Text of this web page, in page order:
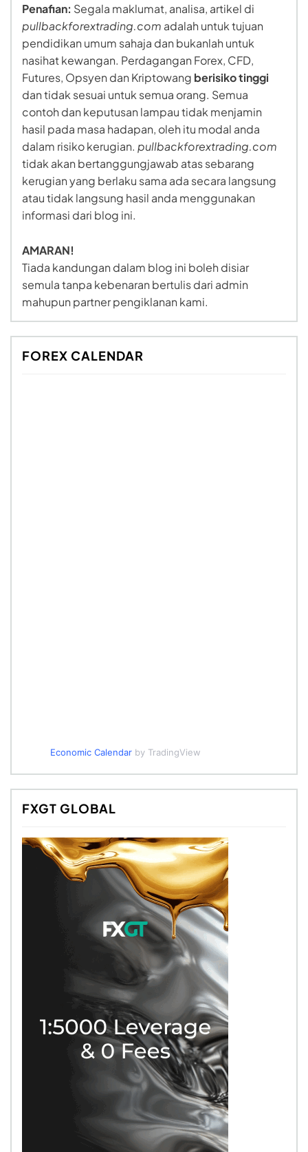
Penafian: Segala maklumat, analisa, artikel di
pullbackforextrading.com adalah untuk tujuan
pendidikan umum sahaja dan bukanlah untuk
nasihat kewangan. Perdagangan Forex, CFD,
Futures, Opsyen dan Kriptowang berisiko tinggi
dan tidak sesuai untuk semua orang. Semua
contoh dan keputusan lampau tidak menjamin
hasil pada masa hadapan, oleh itu modal anda
dalam risiko kerugian. pullbackforextrading.com
tidak akan bertanggungjawab atas sebarang
kerugian yang berlaku sama ada secara langsung
atau tidak langsung hasil anda menggunakan
informasi dari blog ini.
AMARAN!
Tiada kandungan dalam blog ini boleh disiar
semula tanpa kebenaran bertulis dari admin
mahupun partner pengiklanan kami.
FOREX CALENDAR
Economic Calendarby TradingView
FXGT GLOBAL